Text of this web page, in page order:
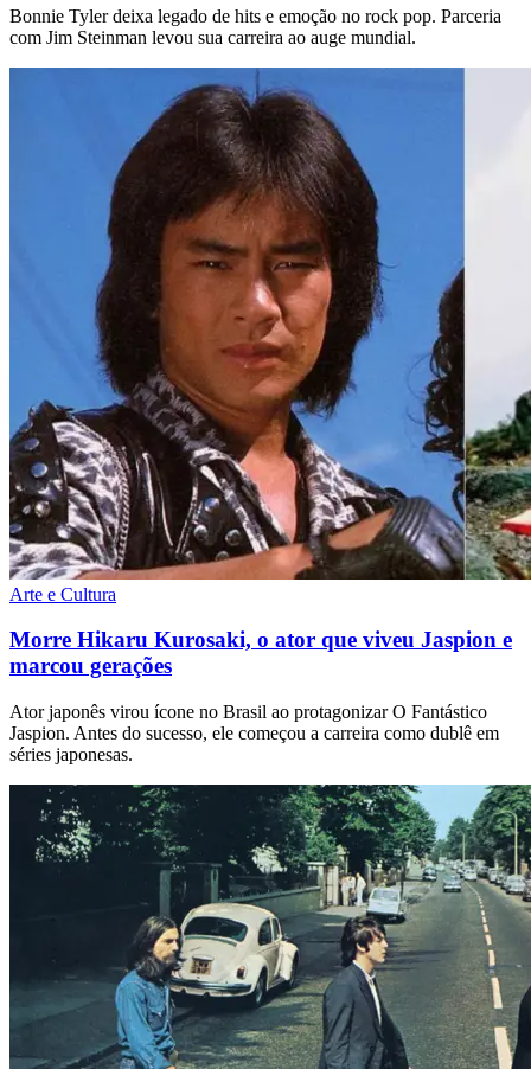
Bonnie Tyler deixa legado de hits e emoção no rock pop. Parceria
com Jim Steinman levou sua carreira ao auge mundial.
Arte e Cultura
Morre Hikaru Kurosaki, o ator que viveu Jaspion e
marcou gerações
Ator japonês virou ícone no Brasil ao protagonizar O Fantástico
Jaspion. Antes do sucesso, ele começou a carreira como dublê em
séries japonesas.